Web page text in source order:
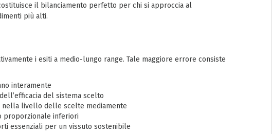
il bilanciamento perfetto per chi si approccia al
più alti.
i esiti a medio-lungo range. Tale maggiore errore consiste
interamente
del sistema scelto
nella livello delle scelte mediamente
proporzionale inferiori
essenziali per un vissuto sostenibile